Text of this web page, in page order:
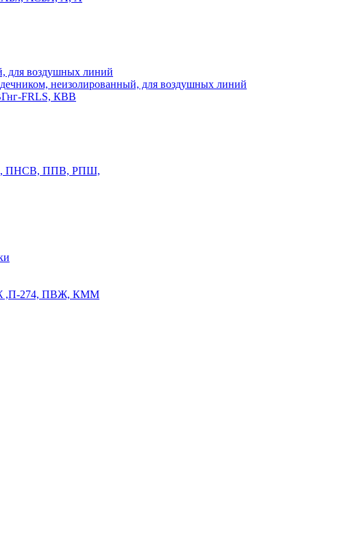
для воздушных линий
неизолированный, для воздушных линий
FRLS, КВВ
ППВ, РПШ,
,П-274, ПВЖ, КММ